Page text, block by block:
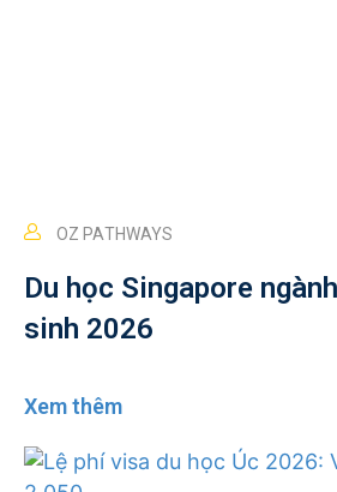
OZ PATHWAYS
Du học Singapore
sinh 2026
Xem thêm